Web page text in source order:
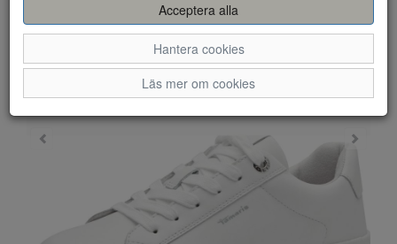
Acceptera alla
Hantera cookies
Läs mer om cookies